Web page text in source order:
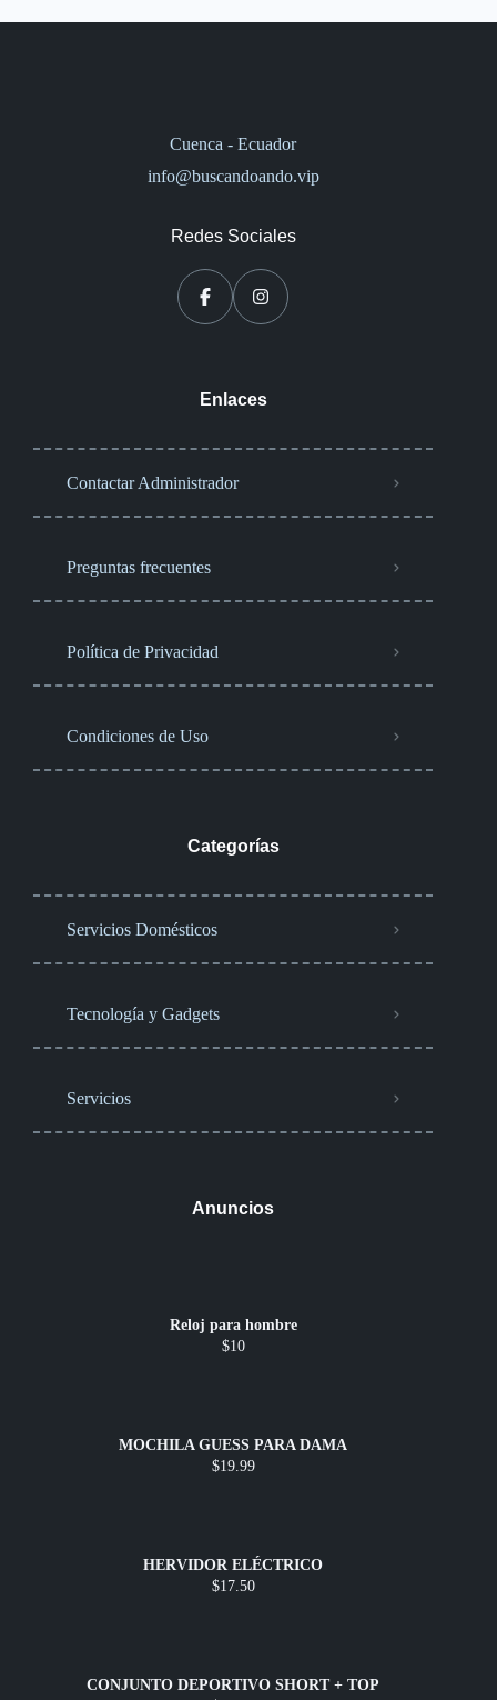
Cuenca - Ecuador
info@buscandoando.vip
Redes Sociales
Enlaces
Contactar Administrador
Preguntas frecuentes
Política de Privacidad
Condiciones de Uso
Categorías
Servicios Domésticos
Tecnología y Gadgets
Servicios
Anuncios
Reloj para hombre
$10
MOCHILA GUESS PARA DAMA
$19.99
HERVIDOR ELÉCTRICO
$17.50
CONJUNTO DEPORTIVO SHORT + TOP